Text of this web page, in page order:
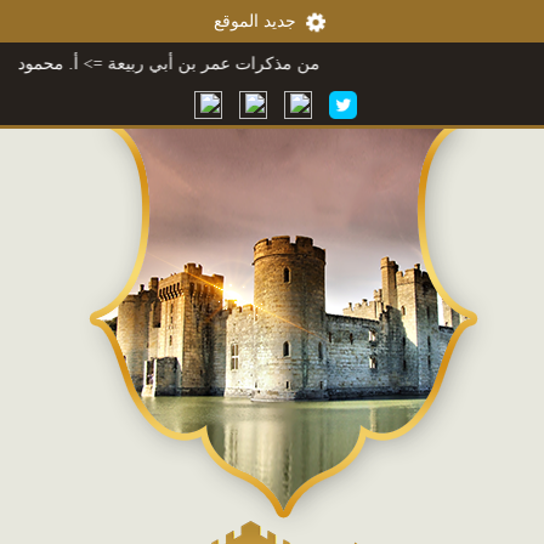
جديد الموقع
من مذكرات عمر بن أبي ربيعة=> أ. محمود محمد شاكر